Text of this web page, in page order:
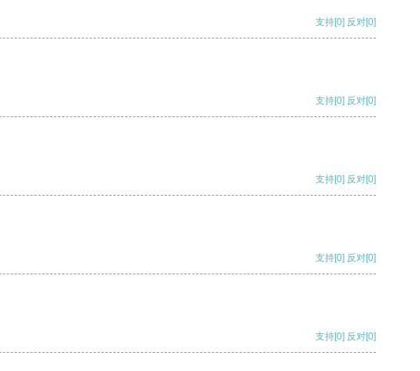
支持[0] 反对[0]
支持[0] 反对[0]
支持[0] 反对[0]
支持[0] 反对[0]
支持[0] 反对[0]